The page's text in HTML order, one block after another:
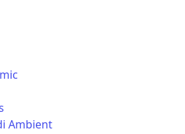
Ambient